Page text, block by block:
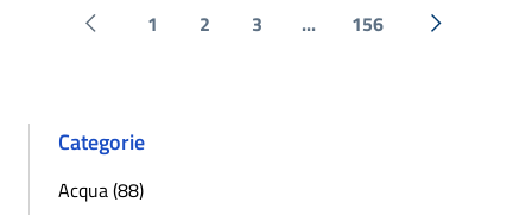
Pagina precedente
1 2 3 ... 156 Successiva
Categorie
Acqua (88)